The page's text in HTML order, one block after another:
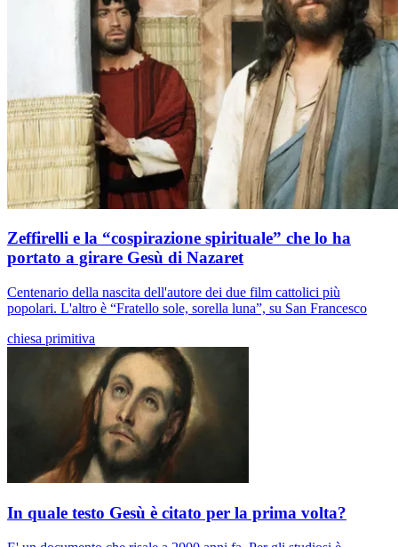
Zeffirelli e la “cospirazione spirituale” che lo ha
portato a girare Gesù di Nazaret
Centenario della nascita dell'autore dei due film cattolici più
popolari. L'altro è “Fratello sole, sorella luna”, su San Francesco
chiesa primitiva
In quale testo Gesù è citato per la prima volta?